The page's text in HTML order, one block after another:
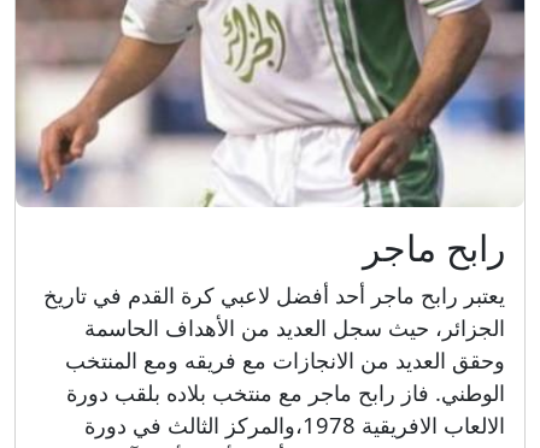
رابح ماجر
يعتبر رابح ماجر أحد أفضل لاعبي كرة القدم في تاريخ
الجزائر، حيث سجل العديد من الأهداف الحاسمة
وحقق العديد من الانجازات مع فريقه ومع المنتخب
الوطني. فاز رابح ماجر مع منتخب بلاده بلقب دورة
الالعاب الافريقية 1978،والمركز الثالث في دورة